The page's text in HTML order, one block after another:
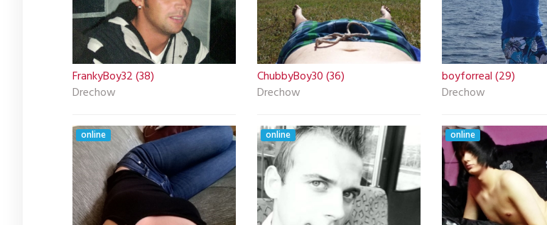
FrankyBoy32 (38)
Drechow
ChubbyBoy30 (36)
Drechow
boyforreal (29)
Drechow
online online online